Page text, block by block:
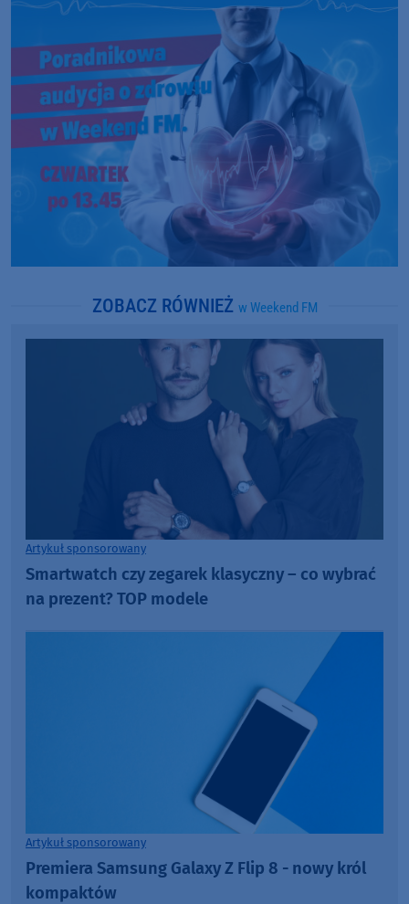
ZOBACZ RÓWNIEŻ w Weekend FM
Artykuł sponsorowany
Smartwatch czy zegarek klasyczny – co wybrać
na prezent? TOP modele
Artykuł sponsorowany
Premiera Samsung Galaxy Z Flip 8 - nowy król
kompaktów